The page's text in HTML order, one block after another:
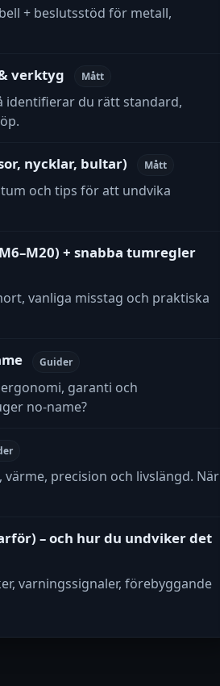
+ beslutsstöd för metall,
verktyg Mått
identifierar du rätt standard,
nycklar, bultar) Mått
och tips för att undvika
+ snabba tumregler
vanliga misstag och praktiska
Guider
garanti och
no-name?
precision och livslängd. När
– och hur du undviker det
varningssignaler, förebyggande